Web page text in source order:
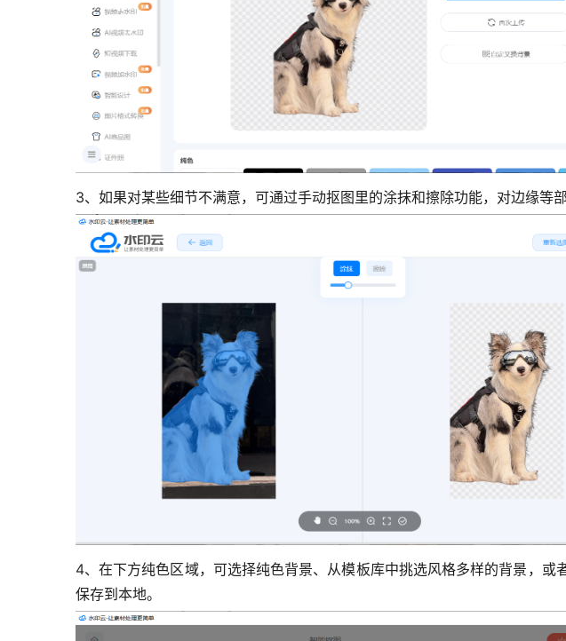
3、 如果对某些细节不满意，可通过手动抠图里的涂抹和擦除功能，对边缘等
4、 在下方纯色区域，可选择纯色背景、从模板库中挑选风格多样的背景，
保存到本地。